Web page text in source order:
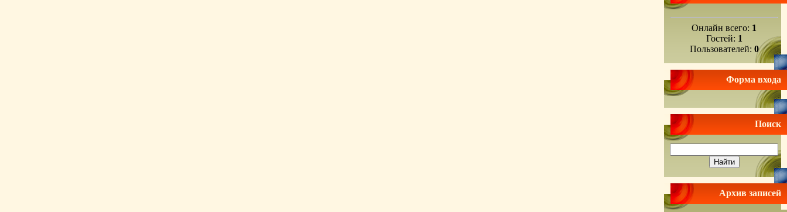
Онлайн всего: 1
Гостей: 1
Пользователей: 0
Форма входа
Поиск
Архив записей